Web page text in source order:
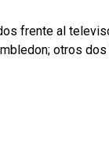
frente al
otros